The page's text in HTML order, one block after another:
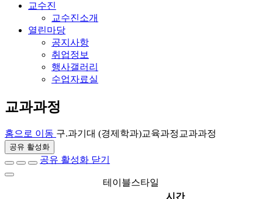
교수진
교수진소개
열린마당
공지사항
취업정보
행사갤러리
수업자료실
교과과정
홈으로 이동 구.과기대 (경제학과)교육과정 교과과정
공유 활성화
공유 활성화 닫기
테이블스타일
시간